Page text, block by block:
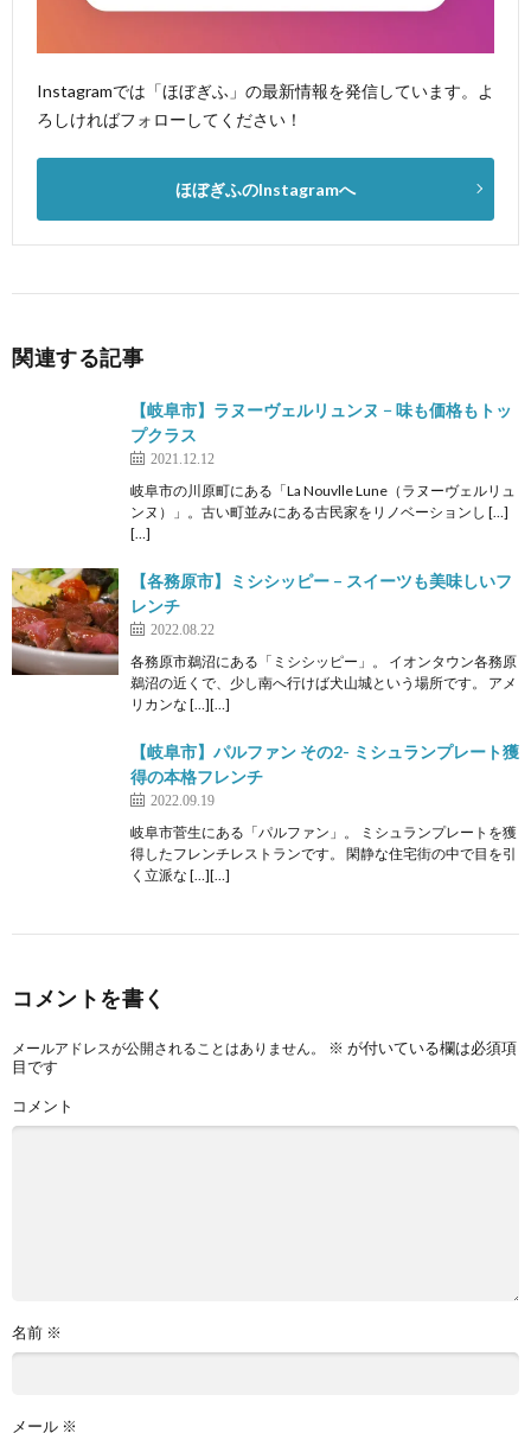
Instagramでは「ほぼぎふ」の最新情報を発信しています。よ
ろしければフォローしてください！
ほぼぎふのInstagramへ
関連する記事
【岐阜市】ラヌーヴェルリュンヌ − 味も価格もトッ
プクラス
2021.12.12
岐阜市の川原町にある「La Nouvlle Lune（ラヌーヴェルリュ
ンヌ）」。古い町並みにある古民家をリノベーションし […]
[…]
【各務原市】ミシシッピー – スイーツも美味しいフ
レンチ
2022.08.22
各務原市鵜沼にある「ミシシッピー」。 イオンタウン各務原
鵜沼の近くで、少し南へ行けば犬山城という場所です。 アメ
リカンな […][…]
【岐阜市】パルファン その2- ミシュランプレート獲
得の本格フレンチ
2022.09.19
岐阜市菅生にある「パルファン」。 ミシュランプレートを獲
得したフレンチレストランです。 閑静な住宅街の中で目を引
く立派な […][…]
コメントを書く
メールアドレスが公開されることはありません。 ※ が付いている欄は必須項
目です
コメント
名前 ※
メール ※